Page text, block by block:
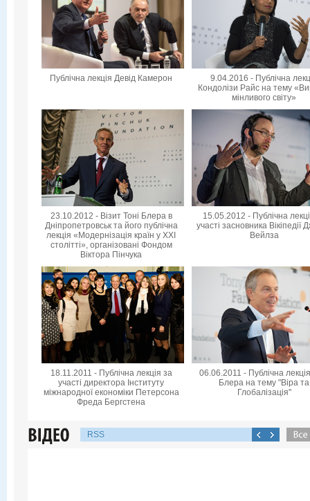
Публічна лекція Девід Камерон
9.04.2016 - Публічна
Кондолізи Райс на тему
мінливого світу»
23.10.2012 - Візит Тоні Блера в
Дніпропетровськ та його публічна
лекція «Модернізація країн у XXI
столітті», організовані Фондом
Віктора Пінчука
15.05.2012 - Публічна
участі засновника Вікіпедії
Вейлза
18.11.2011 - Публічна лекція за
участі директора Інституту
міжнародної економіки Петерсона
Фреда Бергстена
06.06.2011 - Публічна
Блера на тему "Віра та
Глобалізація"
RSS